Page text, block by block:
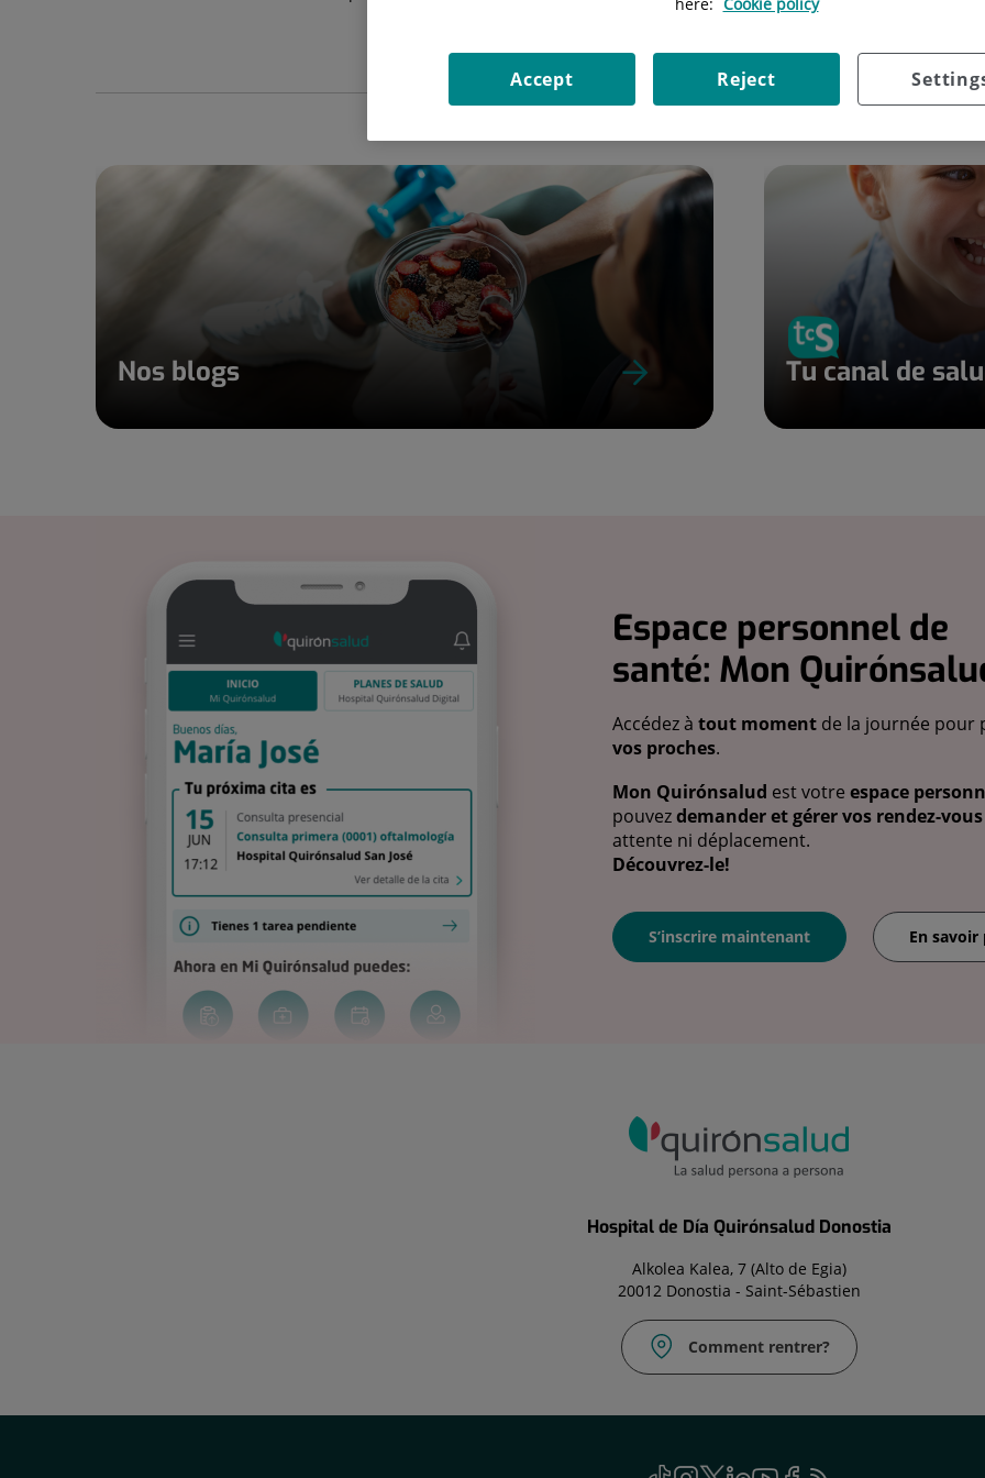
Nos blogs Tu canal de
Espace personnel de
santé: Mon
Accédez à tout moment de la journée pour
vos proches.
Mon Quirónsalud est votre espace
pouvezdemander et gérer vos rendez-
attente ni déplacement.
Découvrez-le!
S’inscrire maintenant En savoir
Hospital de Día Quirónsalud Donostia
Alkolea Kalea, 7 (Alto de Egia)
20012 Donostia - Saint-Sébastien
Comment rentrer?
Reject
Accept